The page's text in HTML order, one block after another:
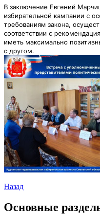
В заключение Евгений
избирательной кампании с
требованиям закона,
соответствии с
иметь максимально
с другом.
Назад
Основные